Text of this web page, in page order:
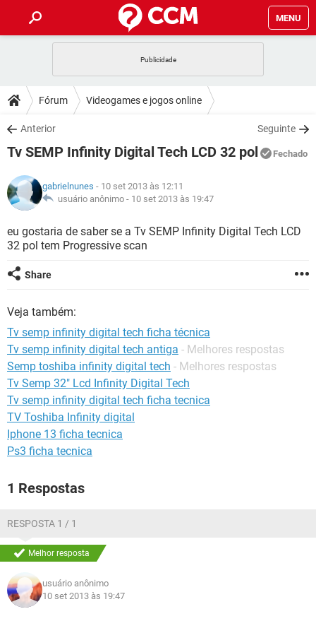
MENU
CELULAR FACEBOOK
OUTLOOK
INSTAGRAM GMAIL
GUIA DE COMPRAS
DICAS
JOGOS WHATSAPP
INSTAGRAM GMAIL
GUIA DE COMPRAS
DOWNLOADS
JOGOS WHATSAPP
CELULAR
OUTLOOK EXCEL
INSTAGRAM GMAIL
GUIA DE COMPRAS
JOGOS WHATSAPP
CELULAR
OUTLOOK EXCEL
GLOSSÁRIO
WHATSAPP
CELULAR
OUTLOOK
GUIA DE COMPRAS
Fórum Videogames e jogos online
Anterior Seguinte
Tv SEMP Infinity Digital Tech LCD 32 pol Fechado
gabrielnunes - 10 set 2013 às 12:11
usuário anônimo - 10 set 2013 às 19:47
eu gostaria de saber se a Tv SEMP Infinity Digital Tech LCD
32 pol tem Progressive scan
Share
Veja também:
Tv semp infinity digital tech ficha técnica
Tv semp infinity digital tech antiga - Melhores respostas
Semp toshiba infinity digital tech - Melhores respostas
Tv Semp 32" Lcd Infinity Digital Tech
Tv semp infinity digital tech ficha tecnica
TV Toshiba Infinity digital
Iphone 13 ficha tecnica
Ps3 ficha tecnica
1 Respostas
RESPOSTA 1 / 1
Melhor resposta
usuário anônimo
10 set 2013 às 19:47